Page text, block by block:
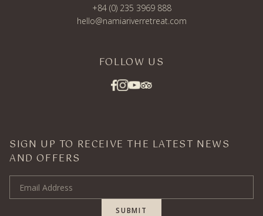
+84 (0) 235 3969 888
hello@namiariverretreat.com
FOLLOW US
SIGN UP TO RECEIVE THE LATEST NEWS
AND OFFERS
Email Address
SUBMIT